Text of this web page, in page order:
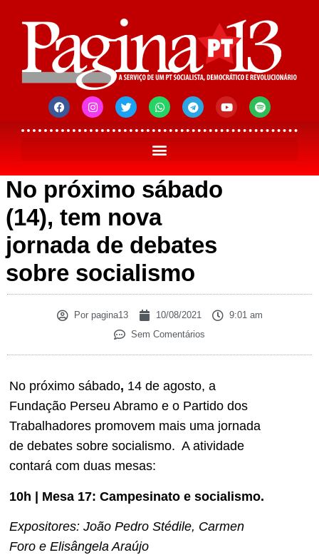
No próximo sábado
(14), tem nova
jornada de debates
sobre socialismo
Porpagina13 10/08/2021
9:01 am
Sem Comentários
No próximo sábado, 14 de agosto, a
Fundação Perseu Abramo e o Partido dos
Trabalhadores promovem mais uma jornada
de debates sobre socialismo. A atividade
contará com duas mesas:
10h | Mesa 17: Campesinato e socialismo.
Expositores: João Pedro Stédile, Carmen
Foro e Elisângela Araújo